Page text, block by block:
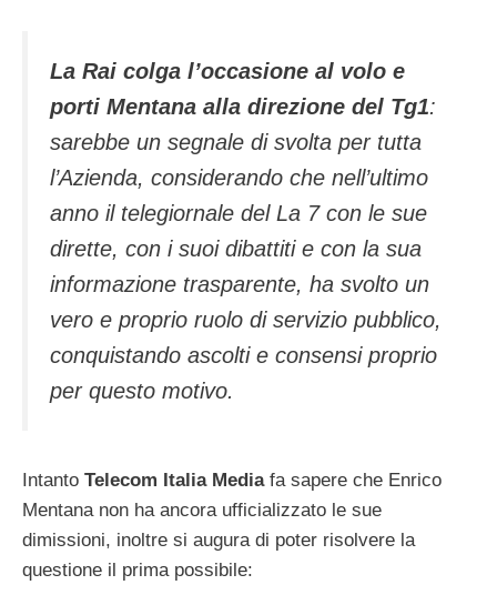
La Rai colga l’occasione al volo e
porti Mentana alla direzione del Tg1:
sarebbe un segnale di svolta per tutta
l’Azienda, considerando che nell’ultimo
anno il telegiornale del La 7 con le sue
dirette, con i suoi dibattiti e con la sua
informazione trasparente, ha svolto un
vero e proprio ruolo di servizio pubblico,
conquistando ascolti e consensi proprio
per questo motivo.
Intanto Telecom Italia Mediafa sapere che Enrico
Mentana non ha ancora ufficializzato le sue
dimissioni, inoltre si augura di poter risolvere la
questione il prima possibile: